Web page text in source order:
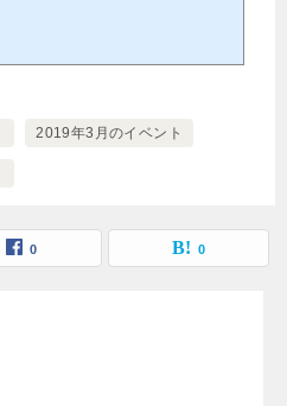
2019年3月のイベント
0 0